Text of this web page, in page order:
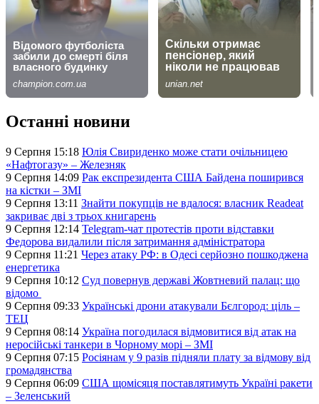
Останні новини
9 Серпня 15:18 Юлія Свириденко може стати очільницею
«Нафтогазу» – Железняк
9 Серпня 14:09 Рак експрезидента США Байдена поширився
на кістки – ЗМІ
9 Серпня 13:11 Знайти покупців не вдалося: власник Readeat
закриває дві з трьох книгарень
9 Серпня 12:14 Telegram-чат протестів проти відставки
Федорова видалили після затримання адміністратора
9 Серпня 11:21 Через атаку РФ: в Одесі серйозно пошкоджена
енергетика
9 Серпня 10:12 Суд повернув державі Жовтневий палац: що
відомо
9 Серпня 09:33 Українські дрони атакували Бєлгород: ціль –
ТЕЦ
9 Серпня 08:14 Україна погодилася відмовитися від атак на
неросійські танкери в Чорному морі – ЗМІ
9 Серпня 07:15 Росіянам у 9 разів підняли плату за відмову від
громадянства
9 Серпня 06:09 США щомісяця поставлятимуть Україні ракети
– Зеленський